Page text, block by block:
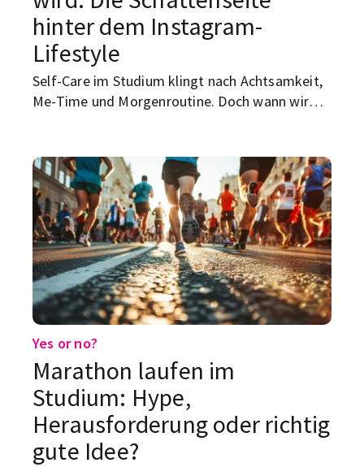
hinter dem Instagram-
Lifestyle
Self-Care im Studium klingt nach Achtsamkeit,
Me-Time und Morgenroutine. Doch wann wird
Balance gelingt.
Yes or no?
Marathon laufen im
Studium: Hype,
Herausforderung oder richtig
gute Idee?